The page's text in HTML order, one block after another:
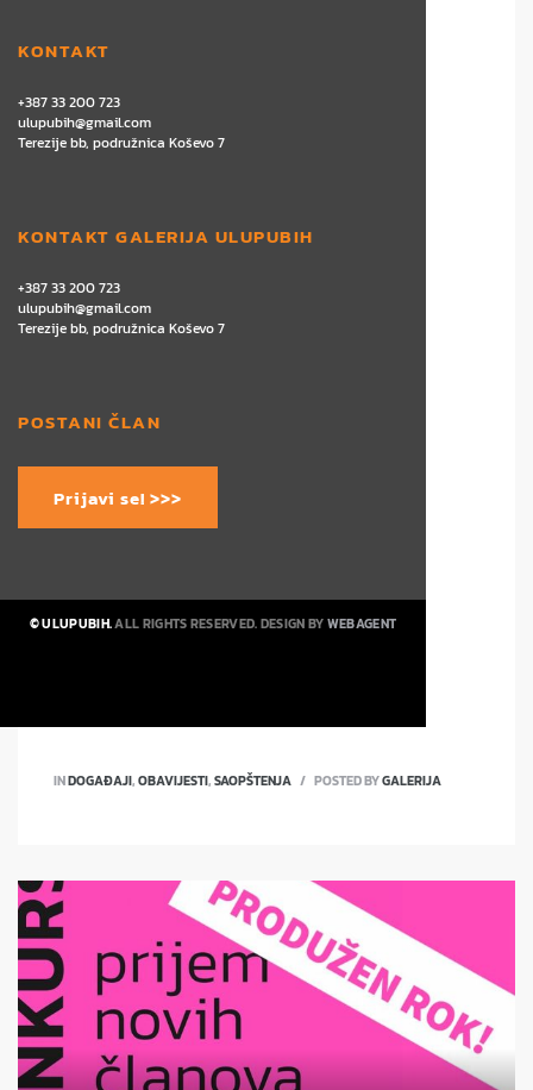
KONTAKT
+387 33 200 723
ulupubih@gmail.com
Terezije bb, podružnica Koševo 7
KONTAKT GALERIJA ULUPUBIH
+387 33 200 723
ulupubih@gmail.com
Terezije bb, podružnica Koševo 7
POSTANI ČLAN
Prijavi se! >>>
© ULUPUBIH.ALL RIGHTS RESERVED. DESIGN BYWEBAGENT
INDOGAĐAJI,OBAVIJESTI,SAOPŠTENJA POSTED BYGALERIJA